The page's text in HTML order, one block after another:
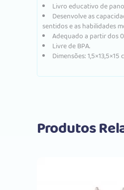
Livro educativo de
Desenvolve as
sentidos e as habilidades
Adequado a partir dos
Livre de BPA.
Dimensões: 1,5×13,5×15
Produtos